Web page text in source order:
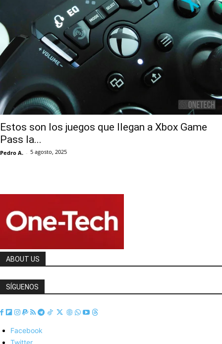
Estos son los juegos que llegan a Xbox Game
Pass la...
Pedro A. - 5 agosto, 2025
ABOUT US
SÍGUENOS
Facebook
Twitter